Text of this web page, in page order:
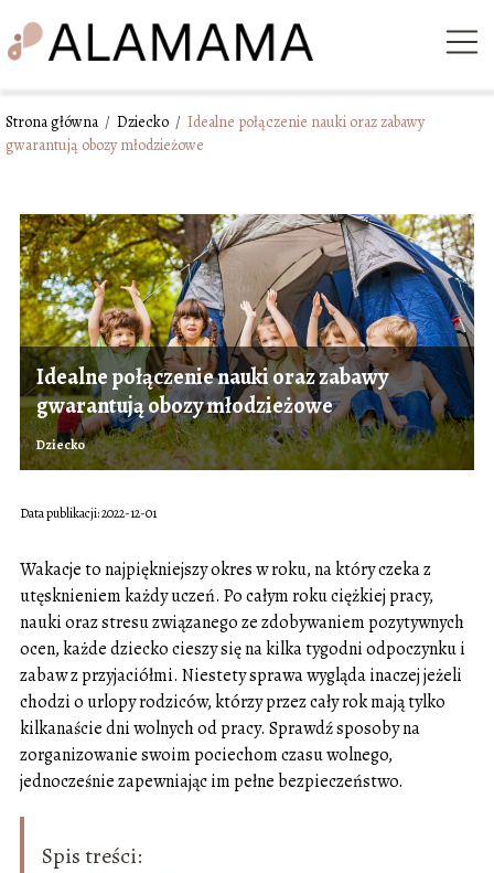
Strona główna / Dziecko / Idealne połączenie nauki oraz zabawy
gwarantują obozy młodzieżowe
Idealne połączenie nauki oraz zabawy
gwarantują obozy młodzieżowe
Dziecko
Data publikacji: 2022-12-01
Wakacje to najpiękniejszy okres w roku, na który czeka z
utęsknieniem każdy uczeń. Po całym roku ciężkiej pracy,
nauki oraz stresu związanego ze zdobywaniem pozytywnych
ocen, każde dziecko cieszy się na kilka tygodni odpoczynku i
zabaw z przyjaciółmi. Niestety sprawa wygląda inaczej jeżeli
chodzi o urlopy rodziców, którzy przez cały rok mają tylko
kilkanaście dni wolnych od pracy. Sprawdź sposoby na
zorganizowanie swoim pociechom czasu wolnego,
jednocześnie zapewniając im pełne bezpieczeństwo.
Spis treści: